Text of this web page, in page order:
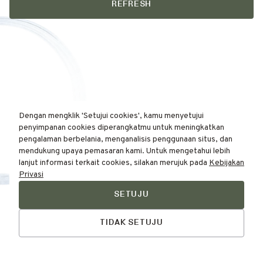
REFRESH
Dengan mengklik 'Setujui cookies', kamu menyetujui
penyimpanan cookies diperangkatmu untuk meningkatkan
pengalaman berbelania, menganalisis penggunaan situs, dan
mendukung upaya pemasaran kami. Untuk mengetahui lebih
lanjut informasi terkait cookies, silakan merujuk pada Kebijakan
Privasi
SETUJU
TIDAK SETUJU
Find Your